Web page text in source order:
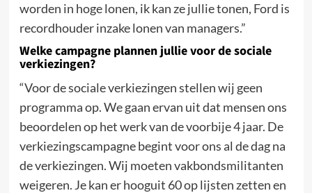
worden in hoge lonen, ik kan ze jullie tonen, Ford is
recordhouder inzake lonen van managers.”
Welke campagne plannen jullie voor de sociale
verkiezingen?
“Voor de sociale verkiezingen stellen wij geen
programma op. We gaan ervan uit dat mensen ons
beoordelen op het werk van de voorbije 4 jaar. De
verkiezingscampagne begint voor ons al de dag na
de verkiezingen. Wij moeten vakbondsmilitanten
weigeren. Je kan er hooguit 60 op lijsten zetten en